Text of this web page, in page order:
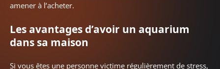
amener à l’acheter.
Les avantages d’avoir un aquarium
dans sa maison
Si vous êtes une personne victime régulièrement de stress,